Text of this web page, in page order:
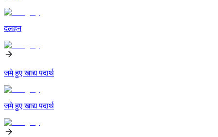
दलहन
जमे हुए खाद्य पदार्थ
जमे हुए खाद्य पदार्थ